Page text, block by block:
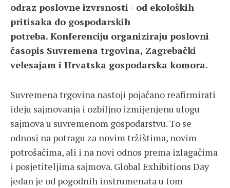
odraz poslovne izvrsnosti - od ekoloških
pritisaka do gospodarskih
potreba. Konferenciju organiziraju poslovni
časopis Suvremena trgovina, Zagrebački
velesajam i Hrvatska gospodarska komora.
Suvremena trgovina nastoji pojačano reafirmirati
ideju sajmovanja i ozbiljno izmijenjenu ulogu
sajmova u suvremenom gospodarstvu. To se
odnosi na potragu za novim tržištima, novim
potrošačima, ali i na novi odnos prema izlagačima
i posjetiteljima sajmova. Global Exhibitions Day
jedan je od pogodnih instrumenata u tom